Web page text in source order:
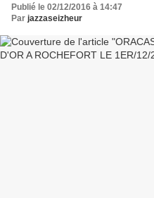
Publié le 02/12/2016 à 14:47
Par jazzaseizheur